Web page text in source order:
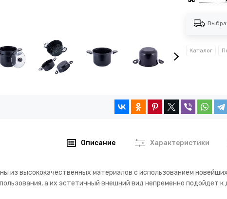
Каталог
Описание Характеристики
из высококачественных материалов с использованием
а их эстетичный внешний вид непременно подойдет к